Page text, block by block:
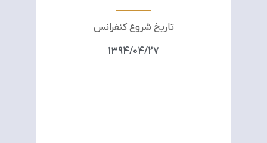
تاریخ شروع کنفرانس
1394/04/27